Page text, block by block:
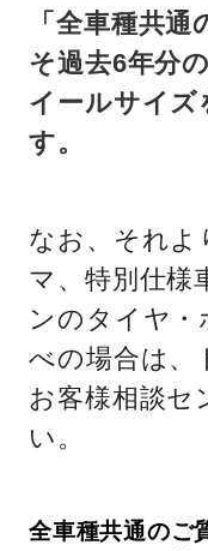
「全車種共
そ過去6年分
イールサイズ
す。
なお、それ
マ、特別仕様
ンのタイヤ
べの場合は、
お客様相談セ
い。
全車種共通のご